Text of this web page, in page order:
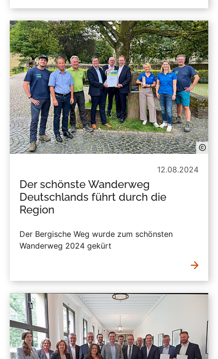
12.08.2024
Der schönste Wanderweg
Deutschlands führt durch die
Region
Der Bergische Weg wurde zum schönsten
Wanderweg 2024 gekürt